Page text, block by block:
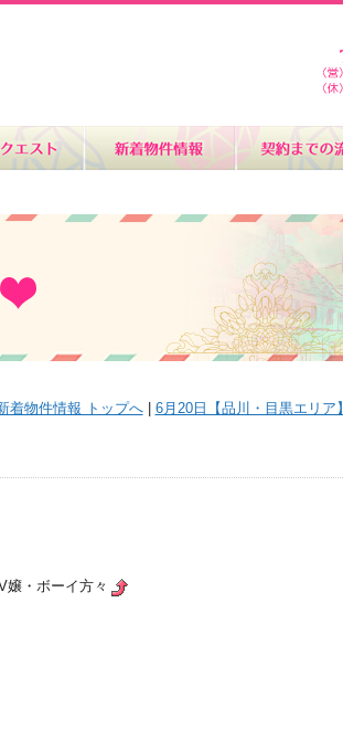
着物件情報 トップへ| 6月20日【品川・目黒エリア】
嬢・ボーイ方々